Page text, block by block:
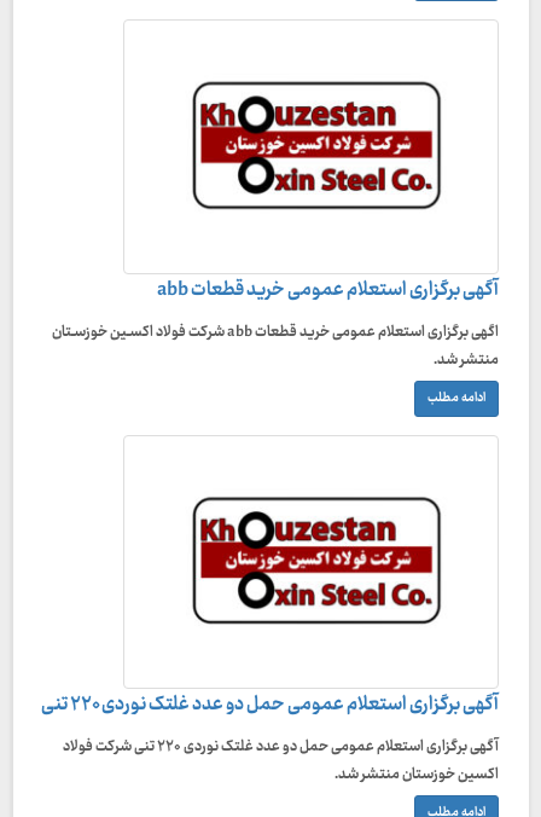
آگهی برگزاری استعلام عمومی خرید قطعات abb
اگهی برگزاری استعلام عمومی خرید قطعات abb شرکت فولاد اکسـین خوزسـتان
منتشر شد‌.
ادامه مطلب
آگهی برگزاری استعلام عمومی حمل دو عدد غلتک نوردی ۲۲۰ تنی
آگهی برگزاری استعلام عمومی حمل دو عدد غلتک نوردی ۲۲۰ تنی شرکت فولاد
اکسین خوزستان منتشر شد.